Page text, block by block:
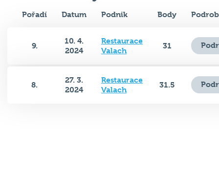
Pořadí Datum Podnik Body
9.
10. 4.
2024
Restaurace
Valach
31
8.
27. 3.
2024
Restaurace
Valach
31.5